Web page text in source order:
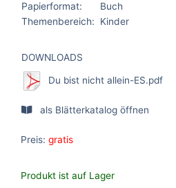
Papierformat:
Buch
Themenbereich:
Kinder
DOWNLOADS
Du bist nicht allein-ES.pdf
als Blätterkatalog öffnen
Preis: gratis
Produkt ist auf Lager